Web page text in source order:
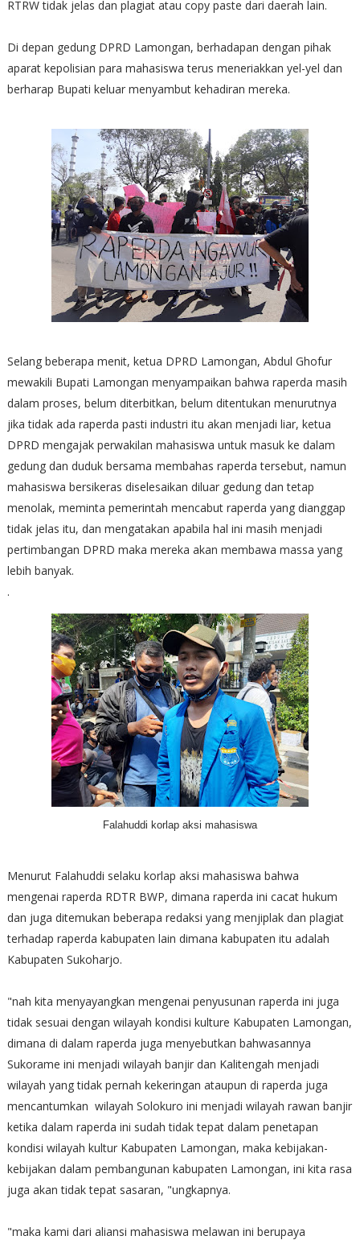
RTRW tidak jelas dan plagiat atau copy paste dari daerah lain.
Di depan gedung DPRD Lamongan, berhadapan dengan pihak
aparat kepolisian para mahasiswa terus meneriakkan yel-yel dan
berharap Bupati keluar menyambut kehadiran mereka.
Selang beberapa menit, ketua DPRD Lamongan, Abdul Ghofur
mewakili Bupati Lamongan menyampaikan bahwa raperda masih
dalam proses, belum diterbitkan, belum ditentukan menurutnya
jika tidak ada raperda pasti industri itu akan menjadi liar, ketua
DPRD mengajak perwakilan mahasiswa untuk masuk ke dalam
gedung dan duduk bersama membahas raperda tersebut, namun
mahasiswa bersikeras diselesaikan diluar gedung dan tetap
menolak, meminta pemerintah mencabut raperda yang dianggap
tidak jelas itu, dan mengatakan apabila hal ini masih menjadi
pertimbangan DPRD maka mereka akan membawa massa yang
lebih banyak.
.
Falahuddi korlap aksi mahasiswa
Menurut Falahuddi selaku korlap aksi mahasiswa bahwa
mengenai raperda RDTR BWP, dimana raperda ini cacat hukum
dan juga ditemukan beberapa redaksi yang menjiplak dan plagiat
terhadap raperda kabupaten lain dimana kabupaten itu adalah
Kabupaten Sukoharjo.
"nah kita menyayangkan mengenai penyusunan raperda ini juga
tidak sesuai dengan wilayah kondisi kulture Kabupaten Lamongan,
dimana di dalam raperda juga menyebutkan bahwasannya
Sukorame ini menjadi wilayah banjir dan Kalitengah menjadi
wilayah yang tidak pernah kekeringan ataupun di raperda juga
mencantumkan wilayah Solokuro ini menjadi wilayah rawan banjir
ketika dalam raperda ini sudah tidak tepat dalam penetapan
kondisi wilayah kultur Kabupaten Lamongan, maka kebijakan-
kebijakan dalam pembangunan kabupaten Lamongan, ini kita rasa
juga akan tidak tepat sasaran, "ungkapnya.
"maka kami dari aliansi mahasiswa melawan ini berupaya